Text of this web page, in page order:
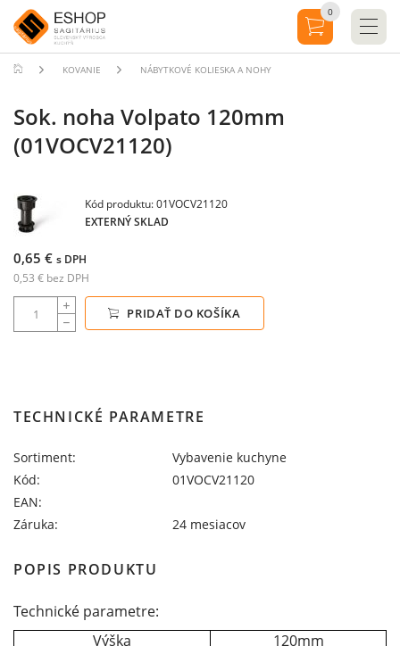
KOVANIE NÁBYTKOVÉ KOLIESKA A NOHY
Sok. noha Volpato 120mm
(01VOCV21120)
Kód produktu: 01VOCV21120
EXTERNÝ SKLAD
0,65 € s DPH
0,53 € bez DPH
PRIDAŤ DO KOŠÍKA
TECHNICKÉ PARAMETRE
Sortiment:
Vybavenie kuchyne
Kód:
01VOCV21120
EAN:
Záruka:
24 mesiacov
POPIS PRODUKTU
Technické parametre:
Výška
120mm
0